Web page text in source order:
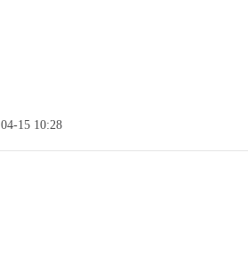
04-15 10:28